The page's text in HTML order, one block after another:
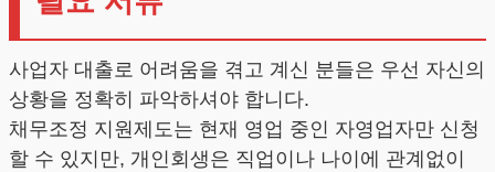
사업자 대출로 어려움을 겪고 계신 분들은 우선 자신의
상황을 정확히 파악하셔야 합니다.
채무조정 지원제도는 현재 영업 중인 자영업자만 신청
할 수 있지만, 개인회생은 직업이나 나이에 관계없이